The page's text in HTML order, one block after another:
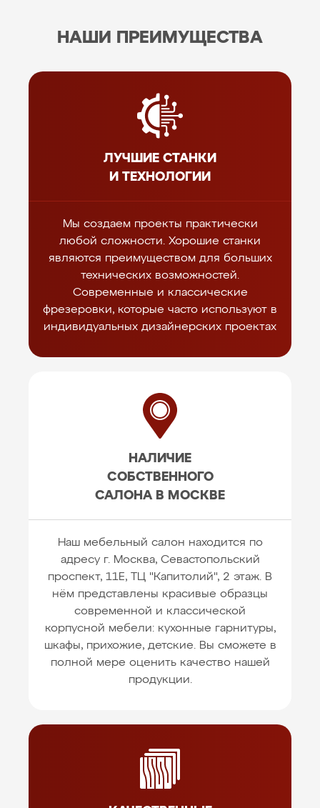
НАШИ ПРЕИМУЩЕСТВА
ЛУЧШИЕ СТАНКИ
И ТЕХНОЛОГИИ
Мы создаем проекты практически
любой сложности. Хорошие станки
являются преимуществом для больших
технических возможностей.
Современные и классические
фрезеровки, которые часто используют в
индивидуальных дизайнерских проектах
НАЛИЧИЕ
СОБСТВЕННОГО
САЛОНА В МОСКВЕ
Наш мебельный салон находится по
адресу г. Москва, Севастопольский
проспект, 11Е, ТЦ "Капитолий", 2 этаж. В
нём представлены красивые образцы
современной и классической
корпусной мебели: кухонные гарнитуры,
шкафы, прихожие, детские. Вы сможете в
полной мере оценить качество нашей
продукции.